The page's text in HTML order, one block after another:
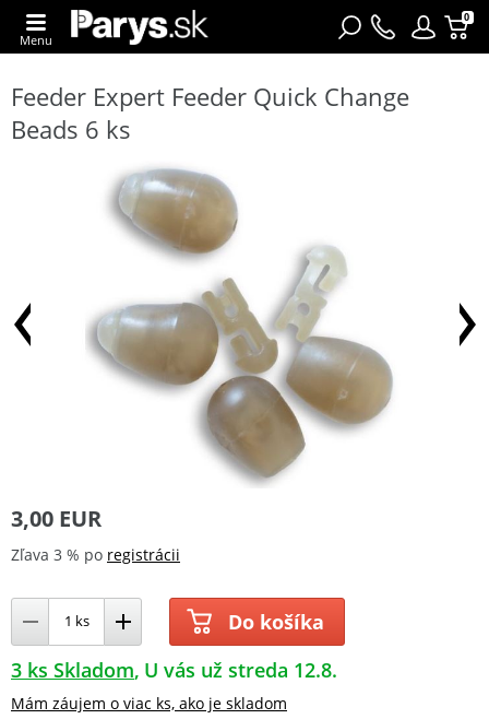
0
Menu
Feeder Expert Feeder Quick Change
Beads 6 ks
3,00 EUR
Zľava 3 % po registrácii
Do košíka
3 ks Skladom U vás už streda 12.8.
Mám záujem o viac ks, ako je skladom